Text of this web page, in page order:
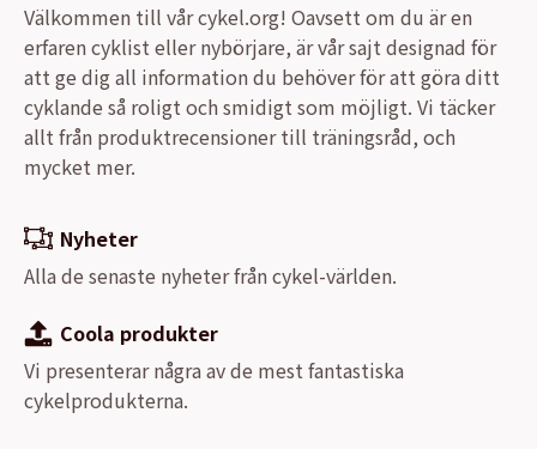
Välkommen till vår cykel.org! Oavsett om du är en
erfaren cyklist eller nybörjare, är vår sajt designad för
att ge dig all information du behöver för att göra ditt
cyklande så roligt och smidigt som möjligt. Vi täcker
allt från produktrecensioner till träningsråd, och
mycket mer.
Nyheter
Alla de senaste nyheter från cykel-världen.
Coola produkter
Vi presenterar några av de mest fantastiska
cykelprodukterna.